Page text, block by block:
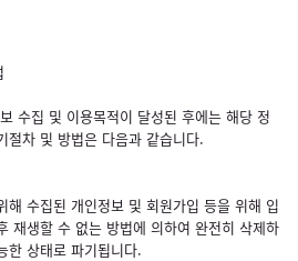
수집 및 이용목적이 달성된 후에는 해당 정
절차 및 방법은 다음과 같습니다.
해 수집된 개인정보 및 회원가입 등을 위해 입
재생할 수 없는 방법에 의하여 완전히 삭제하
한 상태로 파기됩니다.